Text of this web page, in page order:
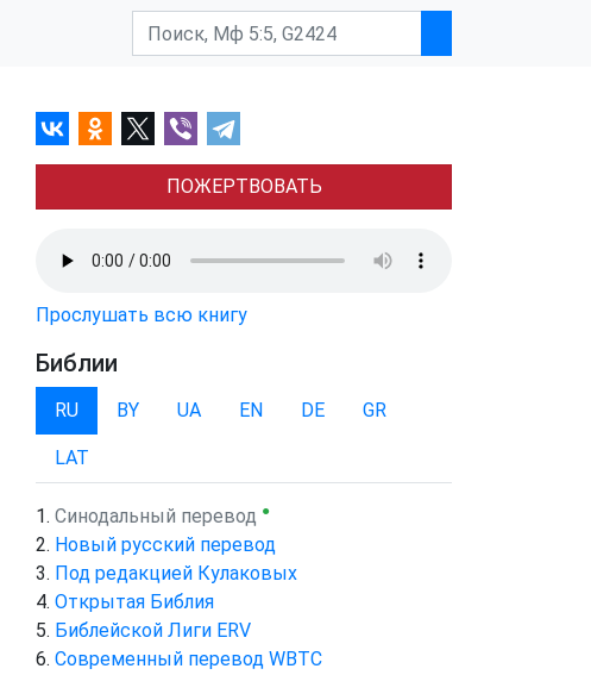
ПОЖЕРТВОВАТЬ
Прослушать всю книгу
Библии
RU BY UA EN DE GR
LAT
Синодальный перевод ●
Новый русский перевод
Под редакцией Кулаковых
Открытая Библия
Библейской Лиги ERV
Cовременный перевод WBTC